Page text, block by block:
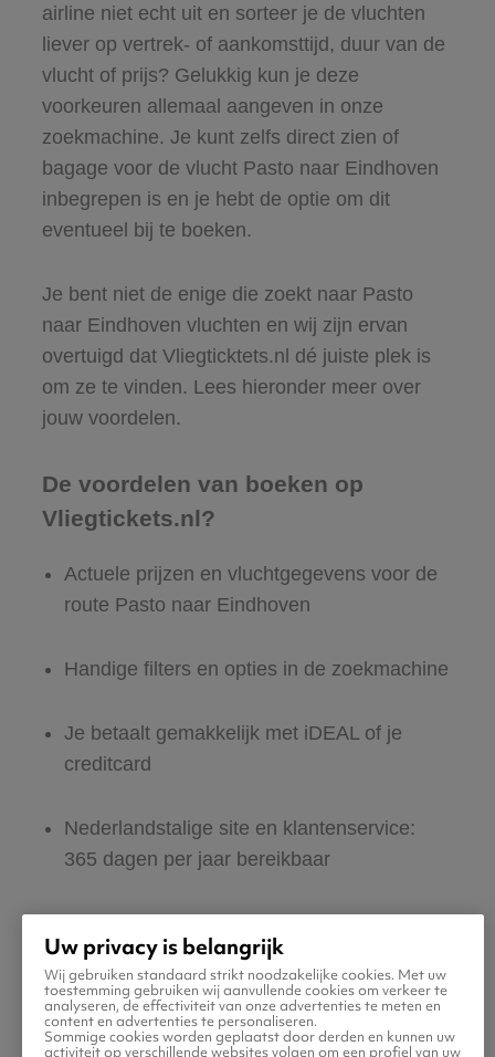
airline niet echt uit en sorteer je de vluchten
liever op vertrek- of aankomsttijd, duur van de
vlucht of prijs? Gelukkig kun je deze
voorkeuren allemaal aangeven in onze
zoekmachine. Je kunt zelfs direct zien of
bagage voor de vlucht Pasto naar Eindhoven
inbegrepen is en je hebt de optie om dit
eventueel bij te boeken.
Je bent niet de enige die zoekt naar Pasto
naar Eindhoven vluchten en wij zijn ervan
overtuigd dat Vliegticktets.nl dé juiste plek is
om ze te vinden. Lees hieronder meer over
jouw voordelen.
De voordelen van boeken op
Vliegtickets.nl?
Actuele prijzen en vluchtgegevens voor de
route Pasto naar Eindhoven
Handige filters en opties in de zoekmachine
Je betaalt gemakkelijk met iDEAL of je
creditcard
Nederlandstalige site en klantenservice:
365 dagen per jaar bereikbaar
Boek ook direct een hotel of huurauto voor
in Eindhoven
Uw privacy is belangrijk
Wij gebruiken standaard strikt noodzakelijke cookies. Met uw
toestemming gebruiken wij aanvullende cookies om verkeer te
analyseren, de effectiviteit van onze advertenties te meten en
content en advertenties te personaliseren.
Sommige cookies worden geplaatst door derden en kunnen uw
activiteit op verschillende websites volgen om een profiel van uw